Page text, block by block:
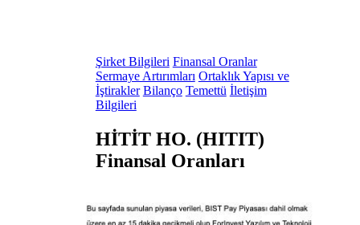
Şirket Bilgileri Finansal Oranlar
Sermaye Artırımları Ortaklık Yapısı ve
İştirakler Bilanço Temettü İletişim
Bilgileri
HİTİT HO. (HITIT)
Finansal Oranları